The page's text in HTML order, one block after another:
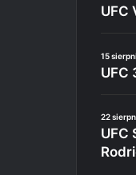
UFC
15
UFC
22
UFC